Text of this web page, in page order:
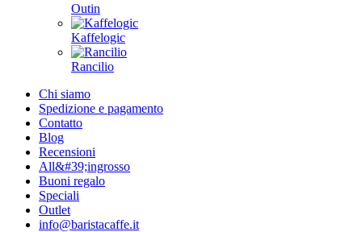
Outin
Kaffelogic
Rancilio
Chi siamo
Spedizione e pagamento
Contatto
Blog
Recensioni
All&#39;ingrosso
Buoni regalo
Speciali
Outlet
info@baristacaffe.it